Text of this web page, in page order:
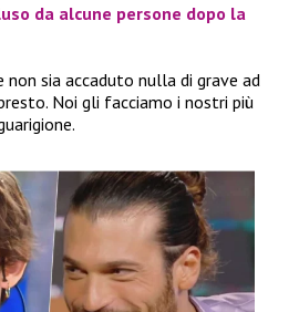
da alcune persone dopo la
non sia accaduto nulla di grave ad
Noi gli facciamo i nostri più